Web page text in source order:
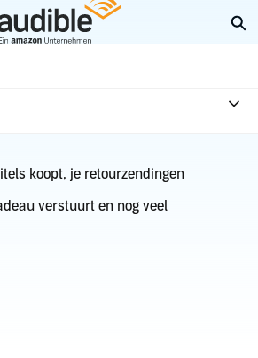
retouren
koopt, je retourzendingen
verstuurt en nog veel